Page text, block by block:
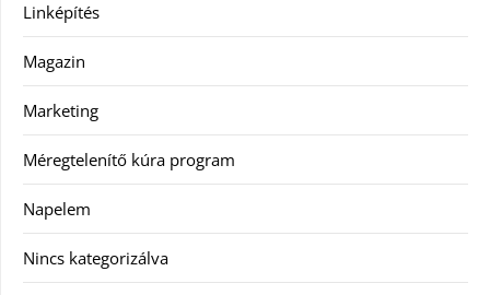
Linképítés
Magazin
Marketing
Méregtelenítő kúra program
Napelem
Nincs kategorizálva